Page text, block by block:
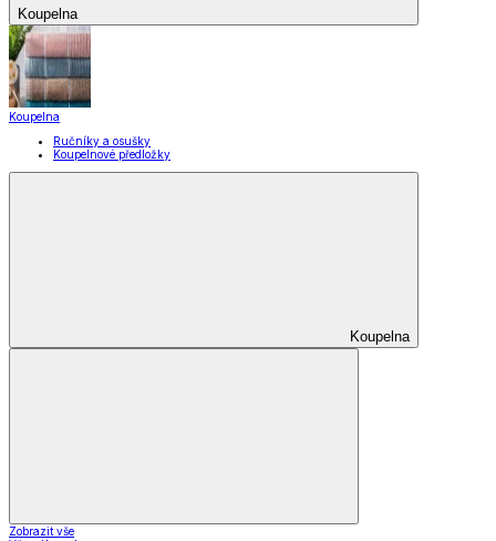
Koupelna
Koupelna
Ručníky a osušky
Koupelnové předložky
Koupelna
Zobrazit vše